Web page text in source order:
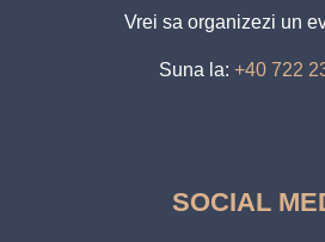
Vrei sa organizezi un
Suna la: +40 722
SOCIAL